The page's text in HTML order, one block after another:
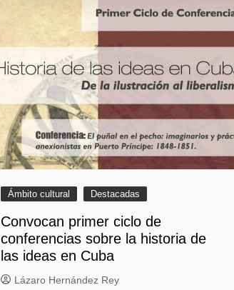
Ámbito cultural Destacadas
Convocan primer ciclo de
conferencias sobre la historia de
las ideas en Cuba
Lázaro Hernández Rey